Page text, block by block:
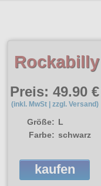
Preis: 49.90 €
(inkl. MwSt | zzgl. Versand)
Größe: L
Farbe: schwarz
kaufen